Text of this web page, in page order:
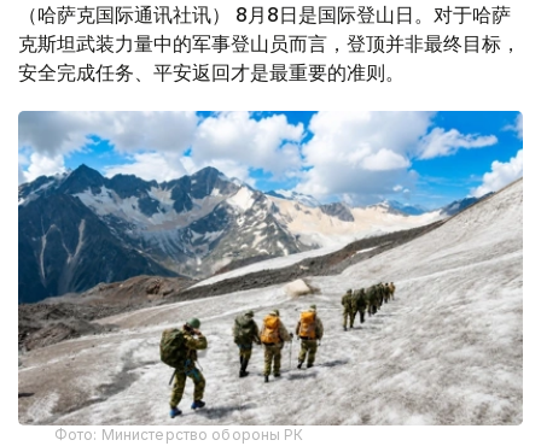
（哈萨克国际通讯社讯） 8月8日是国际登山日。对于哈萨
克斯坦武装力量中的军事登山员而言，登顶并非最终目标，
安全完成任务、平安返回才是最重要的准则。
Фото: Министерство обороны РК